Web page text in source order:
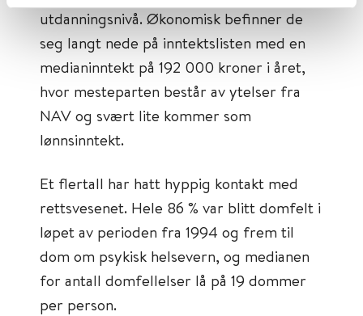
utdanningsnivå. Økonomisk befinner de
seg langt nede på inntektslisten med en
medianinntekt på 192 000 kroner i året,
hvor mesteparten består av ytelser fra
NAV og svært lite kommer som
lønnsinntekt.
Et flertall har hatt hyppig kontakt med
rettsvesenet. Hele 86 % var blitt domfelt i
løpet av perioden fra 1994 og frem til
dom om psykisk helsevern, og medianen
for antall domfellelser lå på 19 dommer
per person.